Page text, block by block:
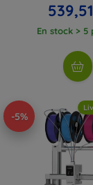
En stock > 5
-5%